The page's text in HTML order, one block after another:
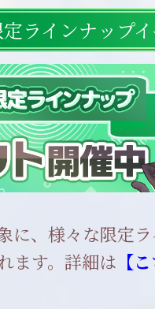
ラインナップ
に、様々な限定
ます。詳細は 【